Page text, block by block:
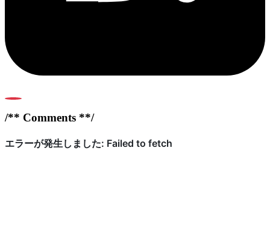
/** Comments **/